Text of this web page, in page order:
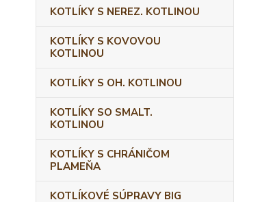
KOTLÍKY S NEREZ. KOTLINOU
KOTLÍKY S KOVOVOU
KOTLINOU
KOTLÍKY S OH. KOTLINOU
KOTLÍKY SO SMALT.
KOTLINOU
KOTLÍKY S CHRÁNIČOM
PLAMEŇA
KOTLÍKOVÉ SÚPRAVY BIG